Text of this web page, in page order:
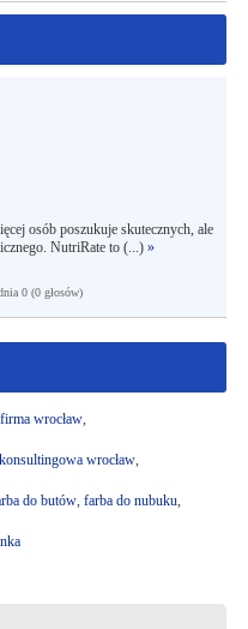
osób poszukuje skutecznych, ale
NutriRate to (...) »
0 (0 głosów)
wrocław,
wrocław,
do butów, farba do nubuku,